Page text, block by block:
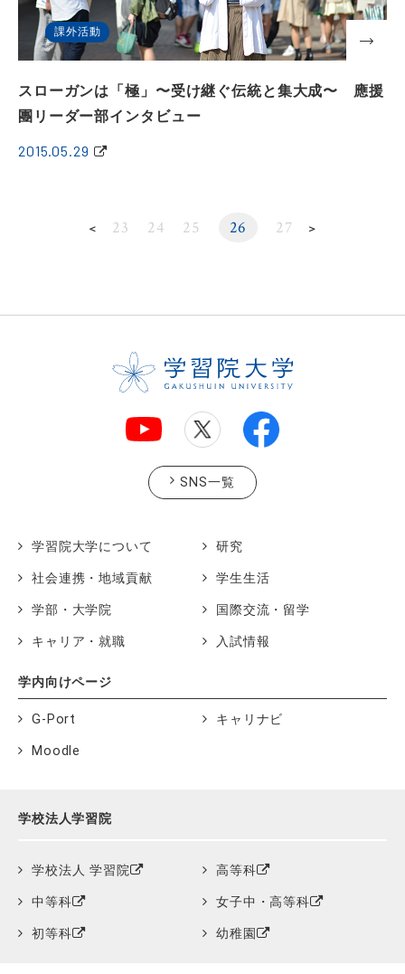
課外活動
スローガンは「極」〜受け継ぐ伝統と集大成〜 應援
團リーダー部インタビュー
2015.05.29
＜ 23 24 25 26 27 ＞
SNS一覧
学習院大学について 研究
社会連携・地域貢献 学生生活
学部・大学院 国際交流・留学
キャリア・就職 入試情報
学内向けページ
G-Port キャリナビ
Moodle
学校法人学習院
学校法人 学習院 高等科
中等科 女子中・高等科
初等科 幼稚園